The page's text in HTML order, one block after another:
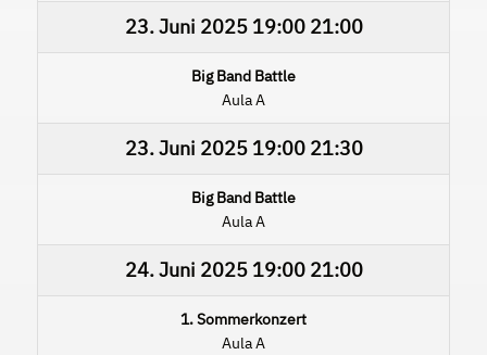
23. Juni 202519:00 21:00
Big Band Battle
Aula A
23. Juni 202519:00 21:30
Big Band Battle
Aula A
24. Juni 202519:00 21:00
1. Sommerkonzert
Aula A